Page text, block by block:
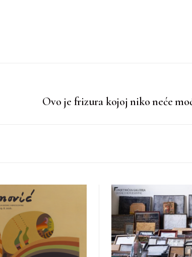
Ovo je frizura kojoj niko neće